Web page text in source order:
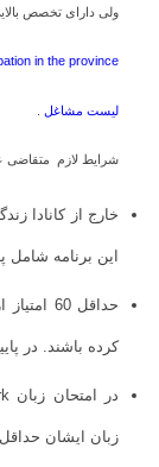
ولی دارای تخصص
in the province,
لیست مشاغل
شرایط لازم متقاضی
خارج از کانادا
این برنامه شامل
حداقل 60 امتیاز از 100 امتیاز از جدول
کرده باشند. در